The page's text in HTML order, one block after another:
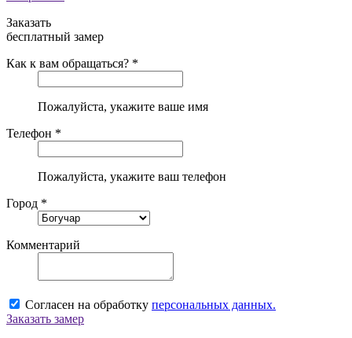
Заказать
бесплатный замер
Как к вам обращаться? *
Пожалуйста, укажите ваше имя
Телефон *
Пожалуйста, укажите ваш телефон
Город *
Комментарий
Согласен на обработку персональных данных.
Заказать замер